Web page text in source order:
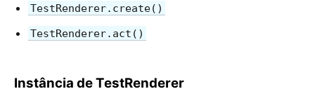
TestRenderer.create()
TestRenderer.act()
Instância de TestRenderer
Como Contribuir